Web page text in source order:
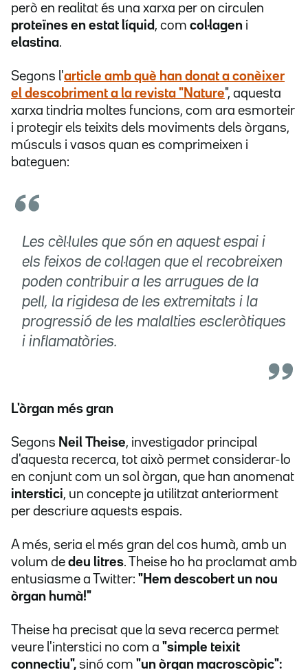
però en realitat és una xarxa per on circulen
proteïnes en estat líquid , com col·lagen i
elastina.
Segons l'article amb què han donat a conèixer
el descobriment a la revista "Nature", aquesta
xarxa tindria moltes funcions, com ara esmorteir
i protegir els teixits dels moviments dels òrgans,
músculs i vasos quan es comprimeixen i
bateguen:
Les cèl·lules que són en aquest espai i
els feixos de col·lagen que el recobreixen
poden contribuir a les arrugues de la
pell, la rigidesa de les extremitats i la
progressió de les malalties escleròtiques
i inflamatòries.
L'òrgan més gran
Segons Neil Theise, investigador principal
d'aquesta recerca, tot això permet considerar-lo
en conjunt com un sol òrgan, que han anomenat
interstici, un concepte ja utilitzat anteriorment
per descriure aquests espais.
A més, seria el més gran del cos humà, amb un
volum de deu litres. Theise ho ha proclamat amb
entusiasme a Twitter: "Hem descobert un nou
òrgan humà!"
Theise ha precisat que la seva recerca permet
veure l'interstici no com a "simple teixit
connectiu", sinó com "un òrgan macroscòpic":